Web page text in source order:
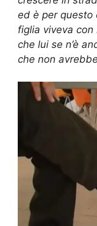
ed è per questo
figlia viveva
che lui se n’è
che non